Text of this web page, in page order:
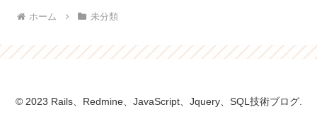
ホーム 未分類
© 2023 Rails、Redmine、JavaScript、Jquery、SQL技術ブログ.